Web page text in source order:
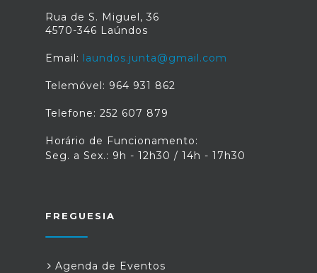
Rua de S. Miguel, 36
4570-346 Laúndos
Email: laundos.junta@gmail.com
Telemóvel: 964 931 862
Telefone: 252 607 879
Horário de Funcionamento:
Seg. a Sex.: 9h - 12h30 / 14h - 17h30
FREGUESIA
Agenda de Eventos